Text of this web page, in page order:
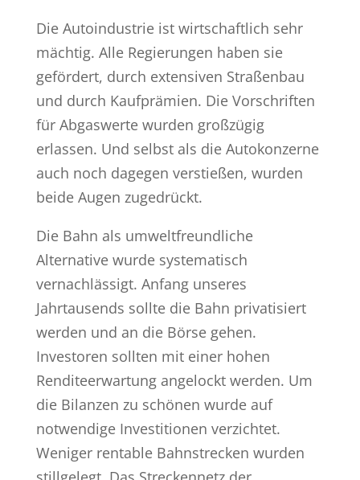
Die Autoindustrie ist wirtschaftlich sehr
mächtig. Alle Regierungen haben sie
gefördert, durch extensiven Straßenbau
und durch Kaufprämien. Die Vorschriften
für Abgaswerte wurden großzügig
erlassen. Und selbst als die Autokonzerne
auch noch dagegen verstießen, wurden
beide Augen zugedrückt.
Die Bahn als umweltfreundliche
Alternative wurde systematisch
vernachlässigt. Anfang unseres
Jahrtausends sollte die Bahn privatisiert
werden und an die Börse gehen.
Investoren sollten mit einer hohen
Renditeerwartung angelockt werden. Um
die Bilanzen zu schönen wurde auf
notwendige Investitionen verzichtet.
Weniger rentable Bahnstrecken wurden